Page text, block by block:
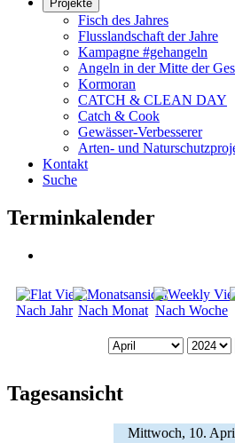
Projekte
Fisch des Jahres
Flusslandschaft der Jahre
Kampagne #gehangeln
Angeln in der Mitte der
Kormoran
CATCH & CLEAN DAY
Catch & Cook
Gewässer-Verbesserer
Arten- und
Kontakt
Suche
Terminkalender
Nach Jahr Nach Monat Nach Woche
Tagesansicht
Mittwoch, 10.